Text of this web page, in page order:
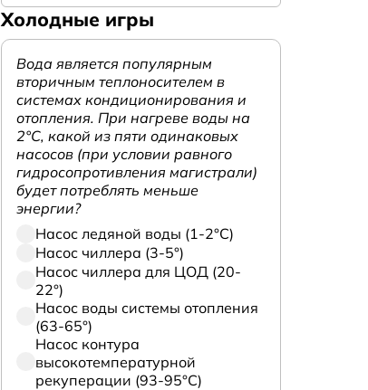
Холодные игры
Вода является популярным
вторичным теплоносителем в
системах кондиционирования и
отопления. При нагреве воды на
2°С, какой из пяти одинаковых
насосов (при условии равного
гидросопротивления магистрали)
будет потреблять меньше
энергии?
Насос ледяной воды (1-2°С)
Насос чиллера (3-5°)
Насос чиллера для ЦОД (20-
22°)
Насос воды системы отопления
(63-65°)
Насос контура
высокотемпературной
рекуперации (93-95°С)